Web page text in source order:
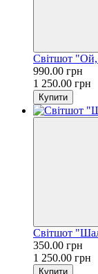
Світшот "Ой,
990.00 грн
1 250.00 грн
Купити
Світшот
350.00 грн
1 250.00 грн
Купити